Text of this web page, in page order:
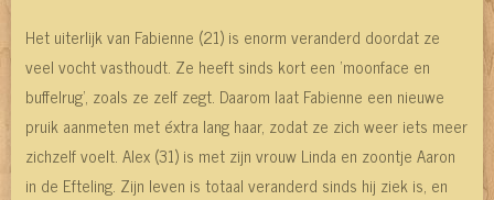
Het uiterlijk van Fabienne (21) is enorm veranderd doordat ze
veel vocht vasthoudt. Ze heeft sinds kort een 'moonface en
buffelrug', zoals ze zelf zegt. Daarom laat Fabienne een nieuwe
pruik aanmeten met éxtra lang haar, zodat ze zich weer iets meer
zichzelf voelt. Alex (31) is met zijn vrouw Linda en zoontje Aaron
in de Efteling. Zijn leven is totaal veranderd sinds hij ziek is, en